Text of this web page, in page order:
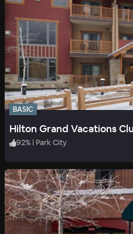
BASIC
92% | Park City